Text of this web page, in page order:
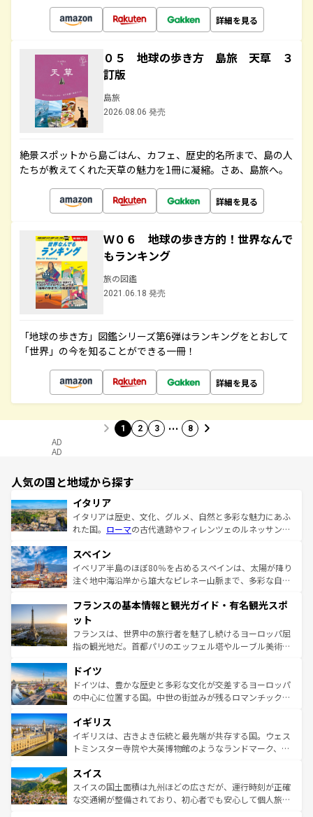
詳細を見る
０５ 地球の歩き方 島旅 天草 ３
訂版
島旅
2026.08.06 発売
絶景スポットから島ごはん、カフェ、歴史的名所まで、島の人
たちが教えてくれた天草の魅力を1冊に凝縮。さあ、島旅へ。
詳細を見る
Ｗ０６ 地球の歩き方的！世界なんで
もランキング
旅の図鑑
2021.06.18 発売
「地球の歩き方」図鑑シリーズ第6弾はランキングをとおして
「世界」の今を知ることができる一冊！
詳細を見る
1 2 3 … 8
AD
AD
人気の国と地域から探す
イタリア
イタリアは歴史、文化、グルメ、自然と多彩な魅力にあふ
れた国。 ローマの古代遺跡やフィレンツェのルネッサンス
ろん、トスカーナの美しい田園風景やアマルフィ海岸の絶
景など、自然景観も見逃せない。観光の合間には、本場の
ピザやパスタなど、絶品のイタリア料理を堪能することも
ませてくれるイタリアで、忘れられない旅をしてみよう！
なお、新着のイタリア情報は
しい。
スペイン
イベリア半島のほぼ80％を占めるスペインは、太陽が降り
注ぐ地中海沿岸から雄大なピレネー山脈まで、多彩な自然
文化が根付くこの国では、情熱的なフラメンコ、熱気あふ
れる闘牛、そして美味しいタパスが生活の一部となってい
る。首都マドリードの洗練された雰囲気や、バルセロナの
アートに溢れた街角から、地方では古代ローマ遺跡や中世
せる。地方によって風土や気候が異なるスペインはその個
性で訪れる人を魅了する。 なお、新着のスペイン情報は コ
ンテンツ一覧を参照してほしい。
フランスの基本情報と観光ガイド・有名観光スポ
ット
フランスは、世界中の旅行者を魅了し続けるヨーロッパ屈
指の観光地だ。首都パリのエッフェル塔やルーブル美術館
で、幅広い魅力が詰まっている。華麗な宮殿、歴史的な大
聖堂、美しいビーチ、そして豊かな自然が、訪れる者を心
から魅了する。また、フランスは美食の国としても知ら
いる。シャンパンの発祥地であるランス、プロヴァンスの
香り高いラベンダー畑など、多彩な楽しみ方が可能だ。さ
らに、パリ以外の地域にも魅力が溢れており、どの街角に
れる地方に足を運ぶとそれぞれで全く異なる文化を体験で
きるだろう。 なお、新着のフランス情報はコンテンツ一覧
を参照してほしい。
ドイツ
ドイツは、豊かな歴史と多彩な文化が交差するヨーロッパ
の中心に位置する国。中世の街並みが残るロマンチック街
顔を持つこの国は、どこを歩いても飽きることがない。ベ
ルリンの文化的活気、バイエルン州のアルプスの絶景、そ
してライン川沿いのワイン畑といった風景は必見。ビール
は、お酒好きな人にはぜひ体験してほしい。 なお、新着の
ドイツ情報はコンテンツ一覧を参照してほしい。
イギリス
イギリスは、古きよき伝統と最先端が共存する国。ウェス
トミンスター寺院や大英博物館のようなランドマーク、歴
リアごとに異なる魅力がある。また、優雅なアフタヌーン
ティー、ビール好きにはたまらない英国パブ、サッカー観
戦など、本場だからこそできる体験も豊富。イギリスを旅
スイス
スイスの国土面積は九州ほどの広さだが、運行時刻が正確
な交通網が整備されており、初心者でも安心して個人旅行